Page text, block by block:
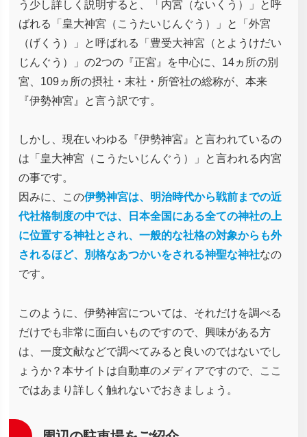
う少し詳しく説明すると、「内宮（ないくう）」と呼
ばれる「皇大神宮（こうたいじんぐう）」と「外宮
（げくう）」と呼ばれる「豊受大神宮（とようけだい
じんぐう）」の2つの『正宮』を中心に、14ヵ所の別
宮、109ヵ所の摂社・末社・所管社の総称が、本来
『伊勢神宮』と言う訳です。
しかし、現在いわゆる『伊勢神宮』と言われているの
は「皇大神宮（こうたいじんぐう）」と言われる内宮
の事です。
因みに、この伊勢神宮は、明治時代から戦前までの近
代社格制度の中では、日本全国にある全ての神社の上
に位置する神社とされ、一般的な社格の対象からも外
されるほど、別格なあつかいをされる神聖な神社なの
です。
このように、伊勢神宮については、それだけを調べる
だけでも非常に面白いものですので、興味がある方
は、一度文献などで調べてみると良いのではないでし
ょうか？本サイトは自動車のメディアですので、ここ
ではあまり詳しく触れないでおきましょう。